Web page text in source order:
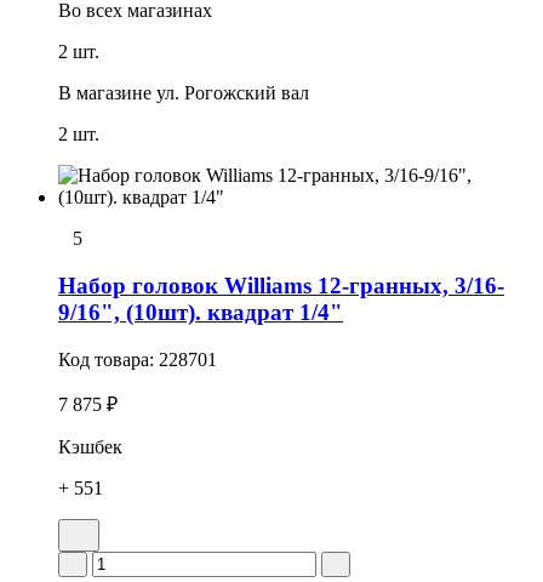
Во всех магазинах
2 шт.
В магазине ул. Рогожский вал
2 шт.
5
Набор головок Williams 12-гранных, 3/16-
9/16", (10шт). квадрат 1/4"
Код товара: 228701
7 875 ₽
Кэшбек
+ 551